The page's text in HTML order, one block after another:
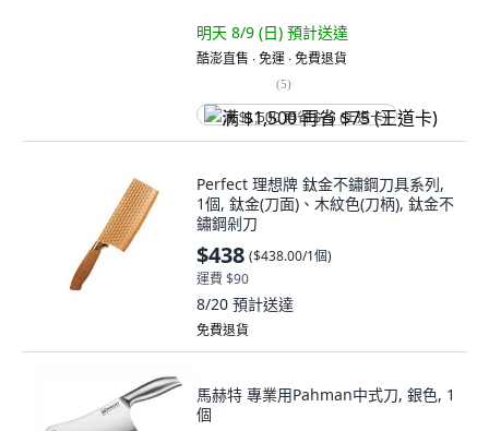
明天 8/9 (日) 預計送達
酷澎直售 ∙ 免運 ∙ 免費退貨
(5)
满 $1,500 再省 $75 (王道卡)
Perfect 理想牌 鈦金不鏽鋼刀具系列,
1個, 鈦金(刀面)、木紋色(刀柄), 鈦金不
鏽鋼剁刀
$438 ($438.00/1個)
運費 $90
8/20 預計送達
免費退貨
馬赫特 專業用Pahman中式刀, 銀色, 1
個